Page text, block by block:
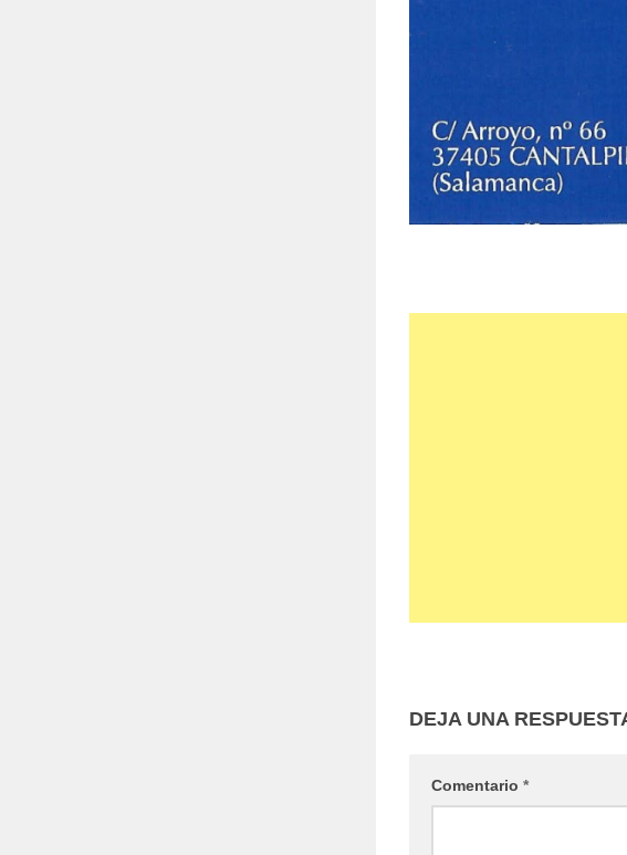
DEJA UNA
Comentario *